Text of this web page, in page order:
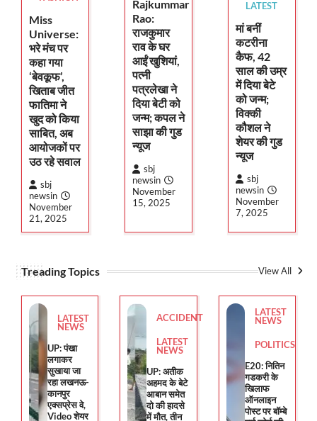
Miss
Universe:
भरे मंच पर
कहा गया
‘बेवकूफ’,
खिताब जीत
फातिमा ने
खुद को किया
साबित, अब
आयोजकों पर
उठ रहे सवाल
sbj
newsin
November
21, 2025
Rajkummar
Rao:
राजकुमार
राव के घर
आईं खुशियां,
पत्नी
पत्रलेखा ने
दिया बेटी को
जन्म; कपल ने
साझा की गुड
न्यूज
sbj
newsin
November
15, 2025
LATEST
मां बनीं
कटरीना
कैफ, 42
साल की उम्र
में दिया बेटे
को जन्म;
विक्की
कौशल ने
शेयर की गुड
न्यूज
sbj
newsin
November
7, 2025
Treading Topics View All
LATEST
NEWS
UP: पंखा
लगाकर
सुखाया जा
रहा लखनऊ-
कानपुर
एक्सप्रेस वे,
Video शेयर
ACCIDENT
LATEST
NEWS
UP: अतीक
अहमद के बेटे
आबान समेत
दो की हादसे
में मौत, तीन
LATEST
NEWS
POLITICS
E20: नितिन
गडकरी के
खिलाफ
ऑनलाइन
पोस्ट पर बॉम्बे